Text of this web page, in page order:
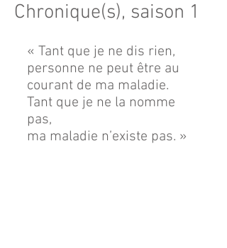
Chronique(s), saison 1
« Tant que je ne dis rien,
personne ne peut être au
courant de ma maladie.
Tant que je ne la nomme
pas,
ma maladie n’existe pas. »